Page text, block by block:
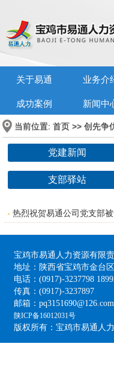
关于易通 业务介
成功案例 新闻中
当前位置: 首页 >>创先争
党建新闻
支部驿站
热烈祝贺易通公司党支部
宝鸡市易通人力资源有限
地址：陕西省宝鸡市金台
电话：(0917)-3237798
传真：(0917)-3237897
邮箱：pq3151690@126.com
陕ICP备16012031号
版权所有：宝鸡市易通人